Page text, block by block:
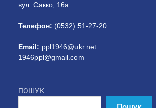
вул. Сакко, 16а
Телефон: (0532) 51-27-20
Email: ppl1946@ukr.net
1946ppl@gmail.com
ПОШУК